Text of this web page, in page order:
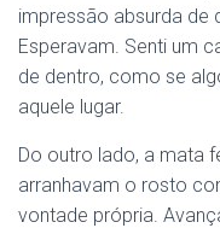
impressão absurda de
Esperavam. Senti um
de dentro, como se
aquele lugar.
Do outro lado, a mata
arranhavam o rosto
vontade própria.